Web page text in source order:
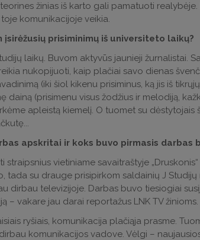
žinias iš karto gali pamatuoti
komunikacijoje veikia.
prisiminimų iš universiteto laikų?
laikų. Buvom aktyvūs jaunieji žurnalistai.
nukopijuoti, kaip plačiai savo dienas
(iki šiol kikenu prisiminus, ką jis iš
dainą (prisimenu visus žodžius ir melodiją,
apleistą kiemelį. O tuomet su
apskritai ir koks buvo pirmasis darbas
straipsnius vietiniame savaitraštyje
tada su drauge prisipirkom saldainių J
dirbau televizijoje. Darbas buvo tiesiogiai
– vakare jau darai reportažus LNK TV žinioms.
ryšiais, komunikacija plačiąja prasme.
komunikacijos vadove. Vėlgi –